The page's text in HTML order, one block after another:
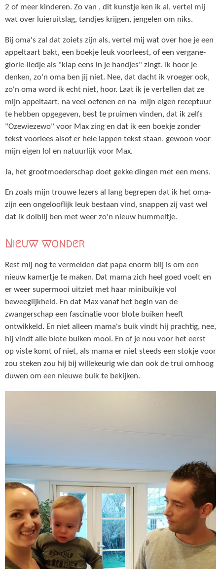
2 of meer kinderen. Zo van , dit kunstje ken ik al, vertel mij
wat over luieruitslag, tandjes krijgen, jengelen om niks.
Bij oma's zal dat zoiets zijn als, vertel mij wat over hoe je een
appeltaart bakt, een boekje leuk voorleest, of een vergane-
glorie-liedje als "klap eens in je handjes" zingt. Ik hoor je
denken, zo'n oma ben jij niet. Nee, dat dacht ik vroeger ook,
zo'n oma word ik echt niet, hoor. Laat ik je vertellen dat ze
mijn appeltaart, na veel oefenen en na mijn eigen receptuur
te hebben opgegeven, best te pruimen vinden, dat ik zelfs
"Ozewiezewo" voor Max zing en dat ik een boekje zonder
tekst voorlees alsof er hele lappen tekst staan, gewoon voor
mijn eigen lol en natuurlijk voor Max.
Ja, het grootmoederschap doet gekke dingen met een mens.
En zoals mijn trouwe lezers al lang begrepen dat ik het oma-
zijn een ongelooflijk leuk bestaan vind, snappen zij vast wel
dat ik dolblij ben met weer zo'n nieuw hummeltje.
Nieuw wonder
Rest mij nog te vermelden dat papa enorm blij is om een
nieuw kamertje te maken. Dat mama zich heel goed voelt en
er weer supermooi uitziet met haar minibuikje vol
beweeglijkheid. En dat Max vanaf het begin van de
zwangerschap een fascinatie voor blote buiken heeft
ontwikkeld. En niet alleen mama's buik vindt hij prachtig, nee,
hij vindt alle blote buiken mooi. En of je nou voor het eerst
op viste komt of niet, als mama er niet steeds een stokje voor
zou steken zou hij bij willekeurig wie dan ook de trui omhoog
duwen om een nieuwe buik te bekijken.